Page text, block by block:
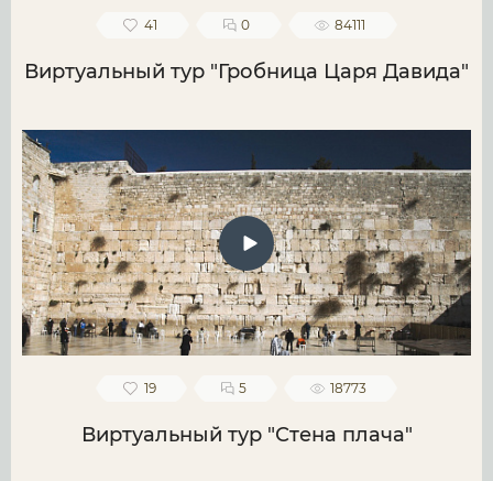
41 0 84111
Виртуальный тур "Гробница Царя Давида"
19 5 18773
Виртуальный тур "Стена плача"